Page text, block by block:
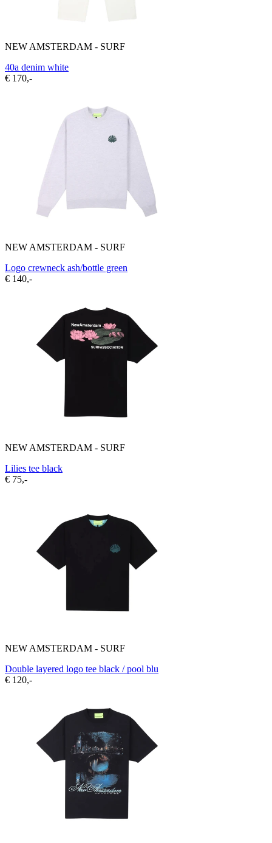
NEW AMSTERDAM - SURF
40a denim white
€ 170,-
NEW AMSTERDAM - SURF
Logo crewneck ash/bottle green
€ 140,-
NEW AMSTERDAM - SURF
Lilies tee black
€ 75,-
NEW AMSTERDAM - SURF
Double layered logo tee black / pool blu
€ 120,-